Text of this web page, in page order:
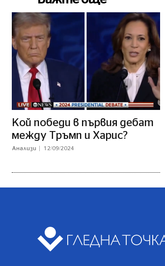
Кой победи в първия дебат
между Тръмп и Харис?
Анализи 12/09/2024